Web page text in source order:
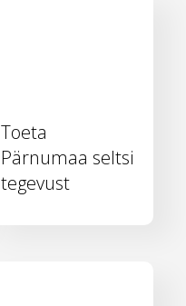
Toeta
Pärnumaa seltsi
tegevust